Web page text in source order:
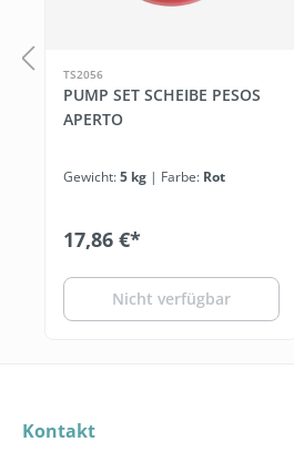
TS2056
PUMP SET SCHEIBE PESOS
APERTO
Gewicht:5 kg | Farbe: Rot
17,86 €*
Nicht verfügbar
Kontakt